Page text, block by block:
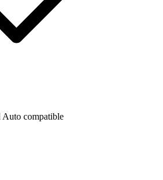
compatible